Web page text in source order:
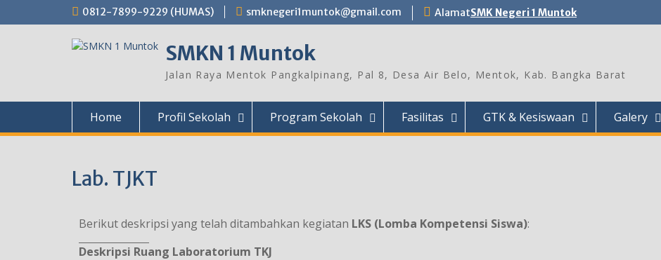
0812-7899-9229 (HUMAS) smknegeri1muntok@gmail.com AlamatSMK Negeri 1 Muntok
SMKN 1 Muntok
Jalan Raya Mentok Pangkalpinang, Pal 8, Desa Air Belo, Mentok, Kab. Bangka Barat
Home Profil Sekolah Program Sekolah Fasilitas GTK & Kesiswaan Galery
Lab. TJKT
Berikut deskripsi yang telah ditambahkan kegiatan LKS (Lomba Kompetensi Siswa):
Deskripsi Ruang Laboratorium TKJ